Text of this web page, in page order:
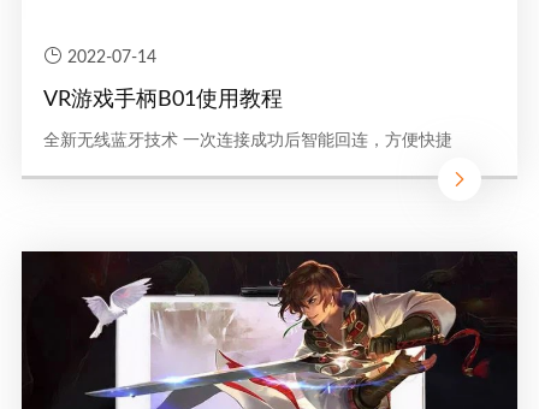
2022-07-14
VR游戏手柄B01使用教程
全新无线蓝牙技术 一次连接成功后智能回连，方便快捷